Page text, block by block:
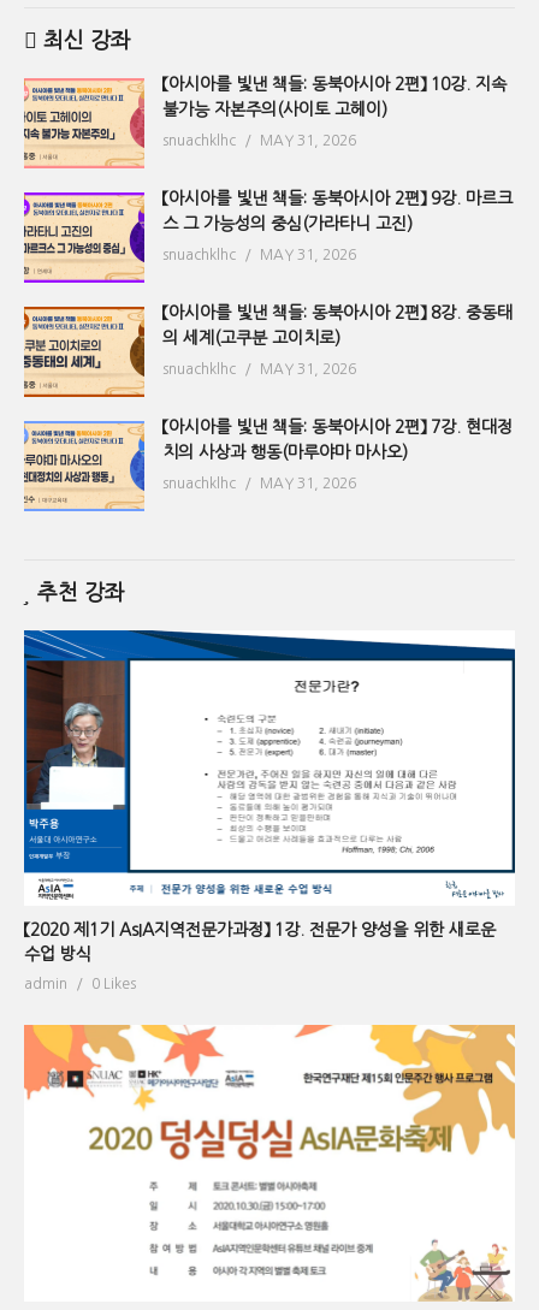
최신 강좌
【아시아를 빛낸 책들: 동북아시아 2편】 10강. 지속
불가능 자본주의(사이토 고헤이)
snuachklhc MAY 31, 2026
【아시아를 빛낸 책들: 동북아시아 2편】 9강. 마르크
스 그 가능성의 중심(가라타니 고진)
snuachklhc MAY 31, 2026
【아시아를 빛낸 책들: 동북아시아 2편】 8강. 중동태
의 세계(고쿠분 고이치로)
snuachklhc MAY 31, 2026
【아시아를 빛낸 책들: 동북아시아 2편】 7강. 현대정
치의 사상과 행동(마루야마 마사오)
snuachklhc MAY 31, 2026
추천 강좌
【2020 제1기 AsIA지역전문가과정】 1강. 전문가 양성을 위한 새로운
수업 방식
admin 0 Likes